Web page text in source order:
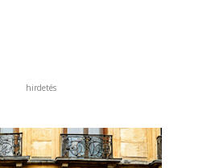
hirdetés